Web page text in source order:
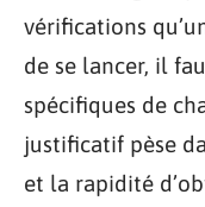
vérifications
de se lancer, il
spécifiques de
justificatif pèse
et la rapidité